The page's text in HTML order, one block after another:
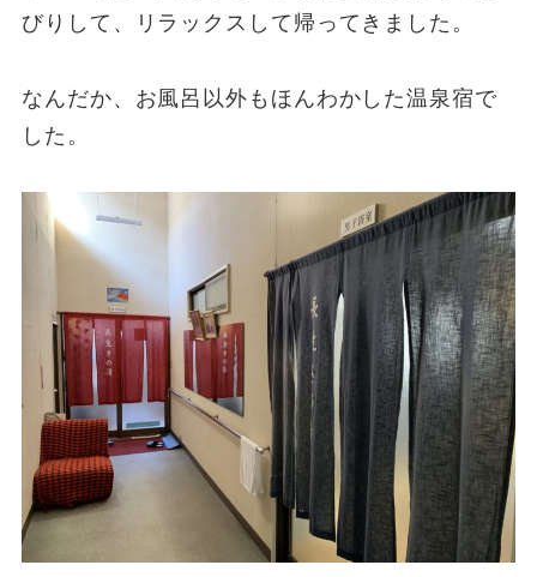
びりして、リラックスして帰ってきました。
なんだか、お風呂以外もほんわかした温泉宿で
した。